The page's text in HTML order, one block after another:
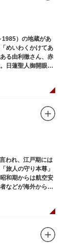
』や寺宝が収蔵さ
1985）の地蔵があ
めいわくかけてあ
る由利徹さん、赤
日蓮聖人御開眼の
われ、江戸期には
旅人の守り本尊」
和期からは航空安
などが海外からも